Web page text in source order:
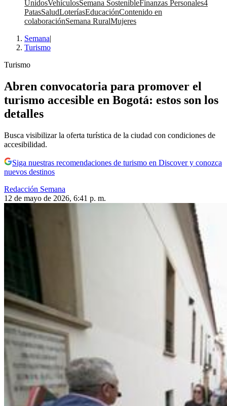
UnidosVehículosSemana SostenibleFinanzas Personales4
PatasSaludLoteríasEducaciónContenido en
colaboraciónSemana RuralMujeres
Semana|
Turismo
Turismo
Abren convocatoria para promover el
turismo accesible en Bogotá: estos son los
detalles
Busca visibilizar la oferta turística de la ciudad con condiciones de
accesibilidad.
Siga nuestras recomendaciones de turismo en Discover y conozca
nuevos destinos
Redacción Semana
12 de mayo de 2026, 6:41 p. m.